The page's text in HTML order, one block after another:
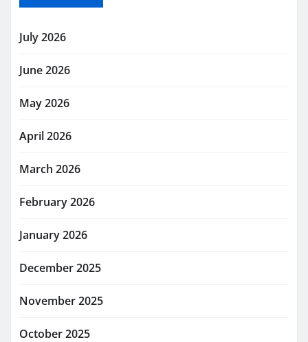
July 2026
June 2026
May 2026
April 2026
March 2026
February 2026
January 2026
December 2025
November 2025
October 2025